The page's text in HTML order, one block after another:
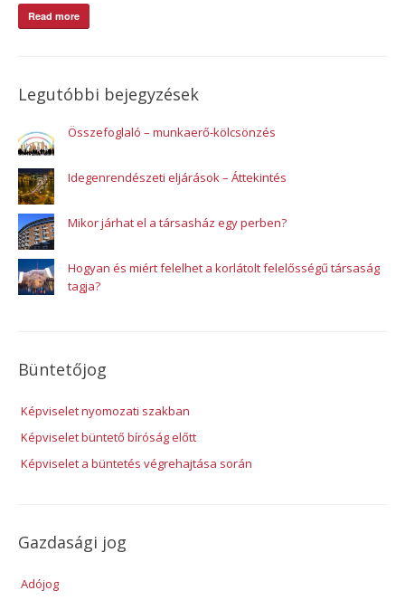
Read more
Legutóbbi bejegyzések
Összefoglaló – munkaerő-kölcsönzés
Idegenrendészeti eljárások – Áttekintés
Mikor járhat el a társasház egy perben?
Hogyan és miért felelhet a korlátolt felelősségű társaság
tagja?
Büntetőjog
Képviselet nyomozati szakban
Képviselet büntető bíróság előtt
Képviselet a büntetés végrehajtása során
Gazdasági jog
Adójog